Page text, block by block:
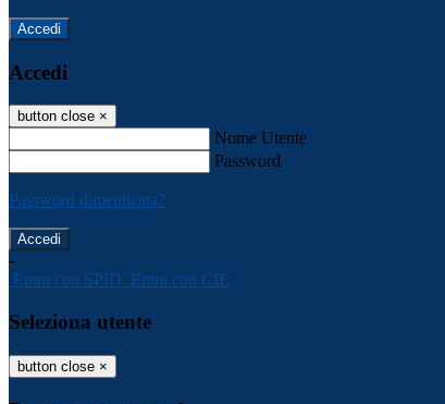
Accedi
Accedi
button close ×
Nome Utente
Password
Password dimenticata?
-
Entra con SPID Entra con CIE
Seleziona utente
button close ×